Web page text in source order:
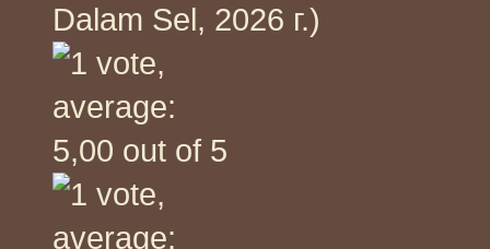
Dalam Sel, 2026 г.)